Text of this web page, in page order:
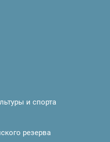
и спорта
резерва